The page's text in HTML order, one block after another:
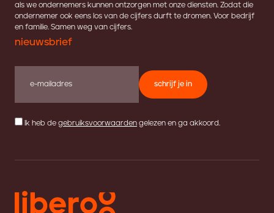
als we ondernemers kunnen ontzorgen met onze diensten. Zodat die
ondernemer ook eens los van de cijfers durft te dromen. Voor bedrijf
en familie. Samen weg van cijfers.
nieuwsbrief
schrijf je in
Ik heb de gebruiksvoorwaarden gelezen en ga akkoord.